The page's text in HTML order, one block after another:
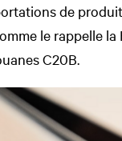
de
le rappelle
C20B.